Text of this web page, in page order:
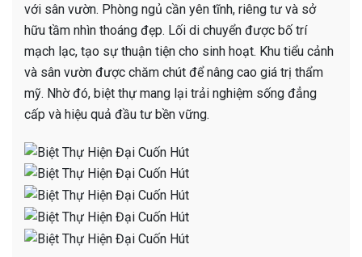
với sân vườn. Phòng ngủ cần yên tĩnh, riêng tư và sở
hữu tầm nhìn thoáng đẹp. Lối di chuyển được bố trí
mạch lạc, tạo sự thuận tiện cho sinh hoạt. Khu tiểu cảnh
và sân vườn được chăm chút để nâng cao giá trị thẩm
mỹ. Nhờ đó, biệt thự mang lại trải nghiệm sống đẳng
cấp và hiệu quả đầu tư bền vững.